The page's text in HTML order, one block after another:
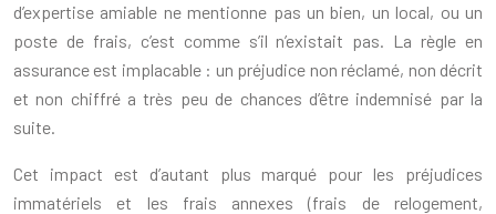
d’expertise amiable ne mentionne pas un bien, un local, ou un
poste de frais, c’est comme s’il n’existait pas. La règle en
assurance est implacable : un préjudice non réclamé, non décrit
et non chiffré a très peu de chances d’être indemnisé par la
suite.
Cet impact est d’autant plus marqué pour les préjudices
immatériels et les frais annexes (frais de relogement,